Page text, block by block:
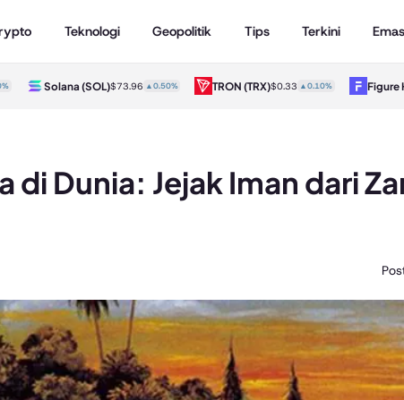
Teknologi Geopolitik Tips Terkini Emas
(SOL)$73.96 ▲0.50% TRON (TRX)$0.33▲0.10% Figure Heloc
di Dunia: Jejak Iman dari